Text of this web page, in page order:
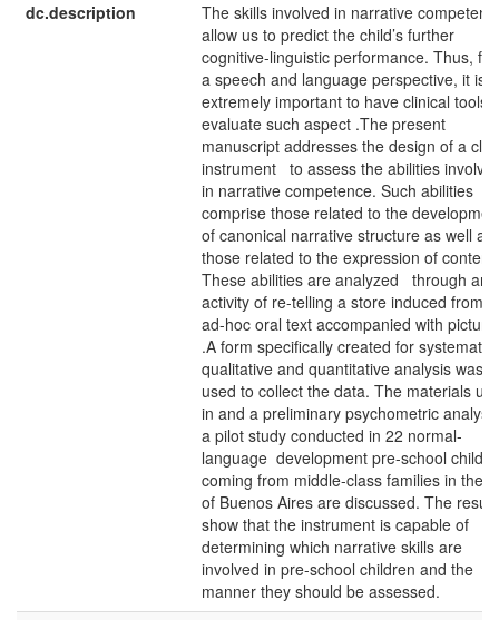
dc.description
The skills involved in narrative
allow us to predict the child’s further
cognitive-linguistic performance. Thus,
a speech and language perspective, it is
extremely important to have clinical tools
evaluate such aspect .The present
manuscript addresses the design of a
instrument to assess the abilities
in narrative competence. Such abilities
comprise those related to the
of canonical narrative structure as well as
those related to the expression of content.
These abilities are analyzed through an
activity of re-telling a store induced from
ad-hoc oral text accompanied with
.A form specifically created for systematic
qualitative and quantitative analysis was
used to collect the data. The materials
in and a preliminary psychometric
a pilot study conducted in 22 normal-
language development pre-school
coming from middle-class families in the
of Buenos Aires are discussed. The
show that the instrument is capable of
determining which narrative skills are
involved in pre-school children and the
manner they should be assessed.